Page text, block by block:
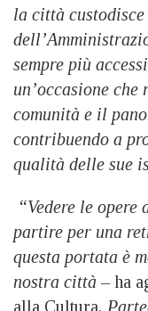
la città custodisce
sempre più
un’occasione
comunità e il
contribuendo a
qualità delle sue
“Vedere le
partire per una
questa portata è
nostra città – ha
alla Cultura.